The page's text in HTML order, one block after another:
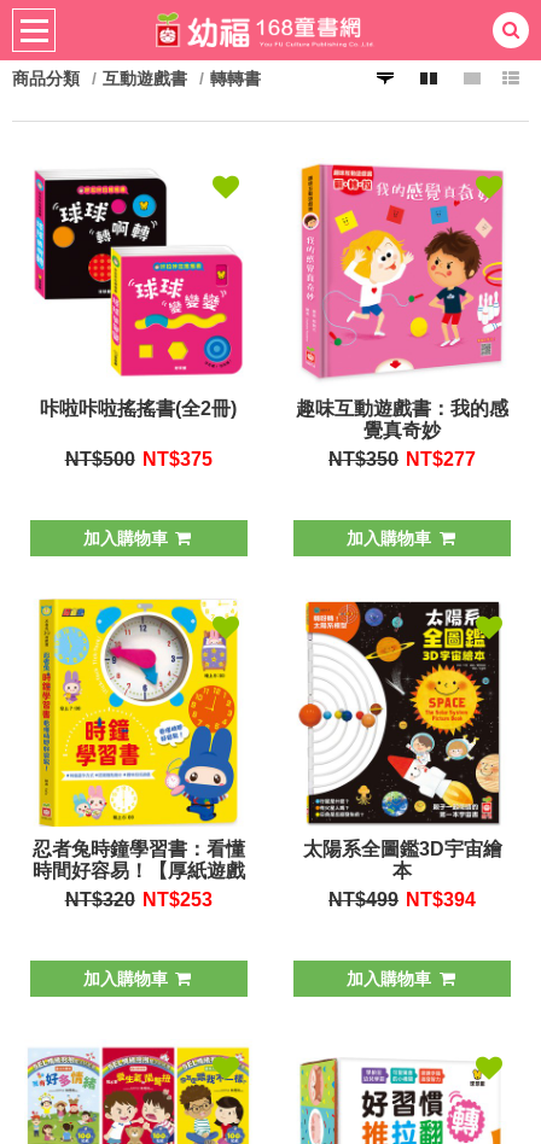
熱門：
3D立體書
最強王
商品分類 互動遊戲書 轉轉書
咔啦咔啦搖搖書(全2冊)
NT$500 NT$375
加入購物車
趣味互動遊戲書：我的感
覺真奇妙
NT$350 NT$277
加入購物車
忍者兔時鐘學習書：看懂
時間好容易！【厚紙遊戲
書】
NT$320 NT$253
加入購物車
太陽系全圖鑑3D宇宙繪
本
NT$499 NT$394
加入購物車